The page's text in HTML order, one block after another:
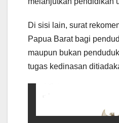
Di sisi lain, surat
Papua Barat bagi
maupun bukan
tugas kedinasan